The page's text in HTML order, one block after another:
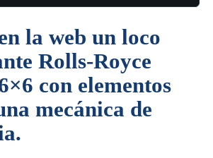
la web un loco
Rolls-Royce
con elementos
mecánica de